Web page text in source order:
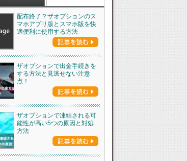
配布終了？ザオプションのス
マホアプリ版とスマホ版を快
適便利に使用する方法
ザオプションで出金手続きを
する方法と見逃せない注意
点！
ザオプションで凍結される可
能性が高い5つの原因と対処
方法